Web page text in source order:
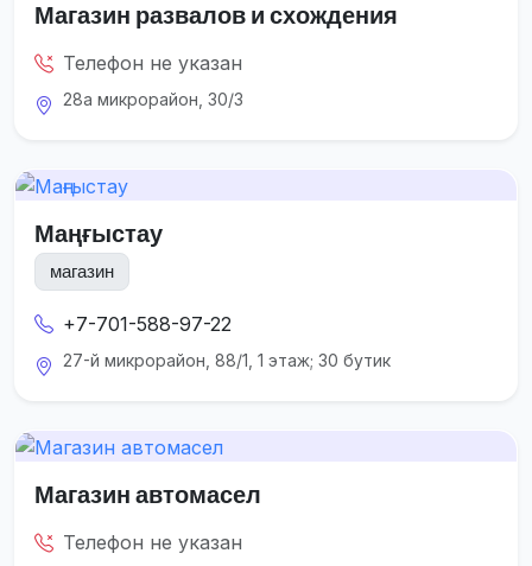
Магазин развалов и схождения
Телефон не указан
28а микрорайон, 30/3
Маңғыстау
магазин
+7-701-588-97-22
27-й микрорайон, 88/1, 1 этаж; 30 бутик
Магазин автомасел
Телефон не указан